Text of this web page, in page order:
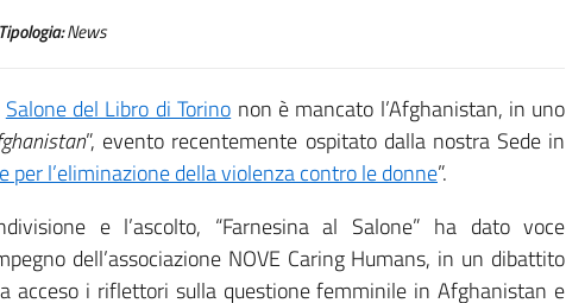
Tipologia:News
Salone del Libro di Torino non è mancato l’Afghanistan, in uno
”, evento recentemente ospitato dalla nostra Sede in
per l’eliminazione della violenza contro le donne”.
e l’ascolto, “Farnesina al Salone” ha dato voce
dell’associazione NOVE Caring Humans, in un dibattito
acceso i riflettori sulla questione femminile in Afghanistan e